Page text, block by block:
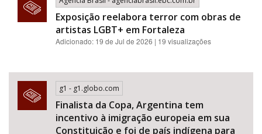
BUSCAR
Exposição reelabora terror com obras de
artistas LGBT+ em Fortaleza
Adicionado: 19 de Jul de 2026 | 19 visualizações
g1 - g1.globo.com
Finalista da Copa, Argentina tem
incentivo à imigração europeia em sua
Constituição e foi de país indígena para